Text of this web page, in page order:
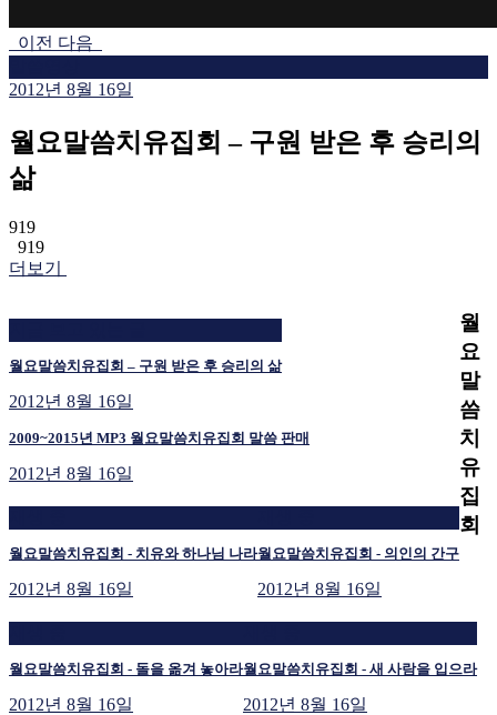
이전 다음
2012년 8월 16일
월요말씀치유집회 – 구원 받은 후 승리의
삶
919
919
더보기
월요말씀치유집회 – 구원 받은 후 승리의 삶
2012년 8월 16일
2009~2015년 MP3 월요말씀치유집회 말씀 판매
2012년 8월 16일
월요말씀치유집회 - 치유와 하나님 나라
2012년 8월 16일
월요말씀치유집회 - 의인의 간구
2012년 8월 16일
월요말씀치유집회 - 돌을 옮겨 놓아라
2012년 8월 16일
월요말씀치유집회 - 새 사람을 입으라
2012년 8월 16일
월
요
말
씀
치
유
집
회